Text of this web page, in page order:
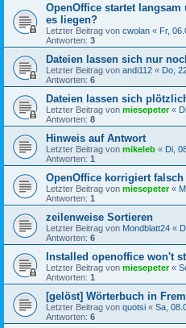
OpenOffice startet
es liegen?
Letzter Beitrag von cwolan « Fr,
Antworten: 3
Dateien lassen sich nur
Letzter Beitrag von andi112 « Do,
Antworten: 6
Dateien lassen sich
Letzter Beitrag von miesepeter«
Antworten: 8
Hinweis auf Antwort
Letzter Beitrag von mikeleb « Di,
Antworten: 1
OpenOffice korrigiert falsch
Letzter Beitrag von miesepeter«
Antworten: 1
zeilenweise Sortieren
Letzter Beitrag von Mondblatt24 «
Antworten: 6
Installed openoffice won't
Letzter Beitrag von miesepeter«
Antworten: 1
[gelöst] Wörterbuch in
Letzter Beitrag von quotsi « Sa,
Antworten: 6